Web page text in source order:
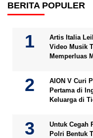
BERITA POPULER
Artis Italia
Video Musik
Memperluas
AION V Curi
Pertama di
Keluarga di
Untuk Cegah
Polri Bentuk